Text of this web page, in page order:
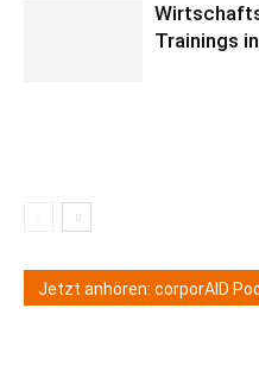
Trainings
Jetzt anhören: corporAID